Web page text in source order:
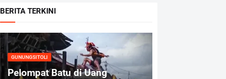
BERITA TERKINI
GUNUNGSITOLI
Pelompat Batu di Uang